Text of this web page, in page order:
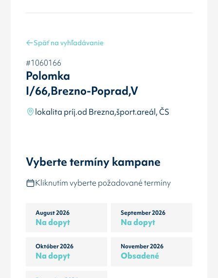
Späť na vyhľadávanie
#1060166
Polomka
I/66,Brezno-Poprad,V
lokalita príj.od Brezna,šport.areál, ČS
Vyberte termíny kampane
Kliknutím vyberte požadované termíny
August 2026
Na dopyt
September 2026
Na dopyt
Október 2026
Na dopyt
November 2026
Obsadené